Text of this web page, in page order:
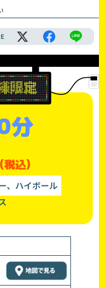
分
(税込)
、ハイボール